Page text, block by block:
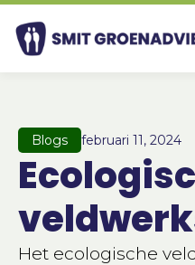
Ga
naar
inhoud
Blogs februari 11, 2024
Het ecologische